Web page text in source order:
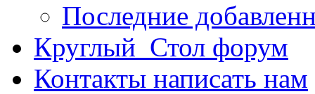
Последние
Круглый_Стол форум
Контакты написать нам